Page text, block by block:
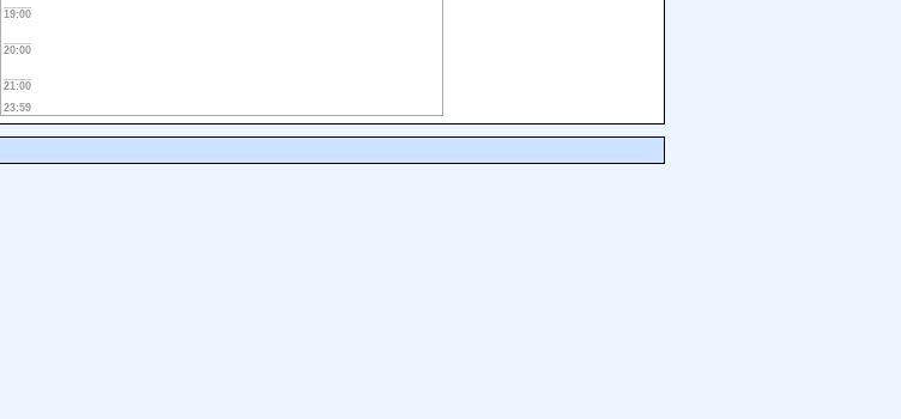
19:00
20:00
21:00
23:59